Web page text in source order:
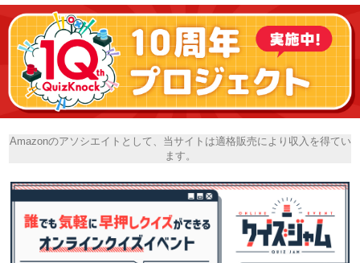
Amazonのアソシエイトとして、当サイトは適格販売により収入を得てい
ます。